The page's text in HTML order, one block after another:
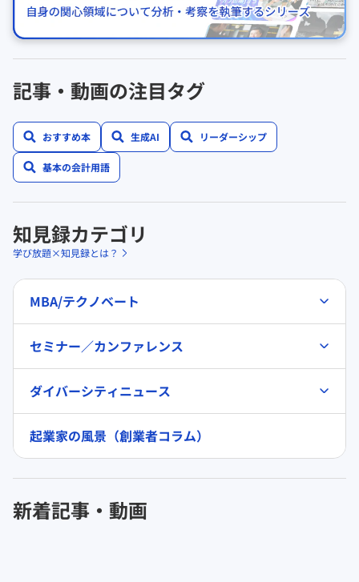
記事・動画の注目タグ
おすすめ本 生成AI リーダーシップ
基本の会計用語
知見録カテゴリ
学び放題×知見録とは？
MBA/テクノベート
セミナー／カンファレンス
ダイバーシティニュース
起業家の風景（創業者コラム）
新着記事・動画